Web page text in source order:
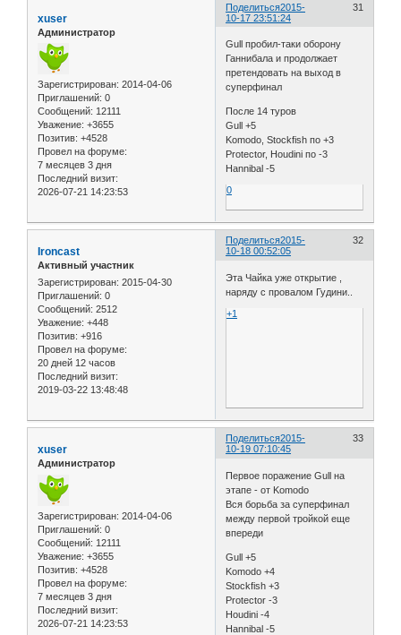
Поделиться 31
2015-
10-17 23:51:24
xuser
Администратор
Зарегистрирован: 2014-04-06
Приглашений: 0
Сообщений: 12111
Уважение: +3655
Позитив: +4528
Провел на форуме:
7 месяцев 3 дня
Последний визит:
2026-07-21 14:23:53
Gull пробил-таки оборону
Ганнибала и продолжает
претендовать на выход в
суперфинал
После 14 туров
Gull +5
Komodo, Stockfish по +3
Protector, Houdini по -3
Hannibal -5
0
Поделиться 32
2015-
10-18 00:52:05
Ironcast
Активный участник
Зарегистрирован: 2015-04-30
Приглашений: 0
Сообщений: 2512
Уважение: +448
Позитив: +916
Провел на форуме:
20 дней 12 часов
Последний визит:
2019-03-22 13:48:48
Эта Чайка уже открытие ,
наряду с провалом Гудини..
+1
Поделиться 33
2015-
10-19 07:10:45
xuser
Администратор
Зарегистрирован: 2014-04-06
Приглашений: 0
Сообщений: 12111
Уважение: +3655
Позитив: +4528
Провел на форуме:
7 месяцев 3 дня
Последний визит:
2026-07-21 14:23:53
Первое поражение Gull на
этапе - от Komodo
Вся борьба за суперфинал
между первой тройкой еще
впереди
Gull +5
Komodo +4
Stockfish +3
Protector -3
Houdini -4
Hannibal -5